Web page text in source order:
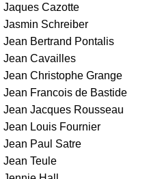
Jaques Cazotte
Jasmin Schreiber
Jean Bertrand Pontalis
Jean Cavailles
Jean Christophe Grange
Jean Francois de Bastide
Jean Jacques Rousseau
Jean Louis Fournier
Jean Paul Satre
Jean Teule